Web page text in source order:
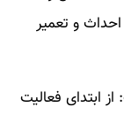
و تعمیر
ابتدای فعالیت